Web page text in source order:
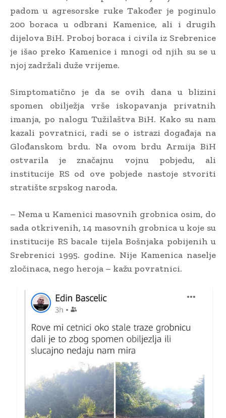
padom u agresorske ruke Također je poginulo
200 boraca u odbrani Kamenice, ali i drugih
dijelova BiH. Proboj boraca i civila iz Srebrenice
je išao preko Kamenice i mnogi od njih su se u
njoj zadržali duže vrijeme.
Simptomatično je da se ovih dana u blizini
spomen obilježja vrše iskopavanja privatnih
imanja, po nalogu Tužilaštva BiH. Kako su nam
kazali povratnici, radi se o istrazi događaja na
Glođanskom brdu. Na ovom brdu Armija BiH
ostvarila je značajnu vojnu pobjedu, ali
institucije RS od ove pobjede nastoje stvoriti
stratište srpskog naroda.
– Nema u Kamenici masovnih grobnica osim, do
sada otkrivenih, 14 masovnih grobnica u koje su
institucije RS bacale tijela Bošnjaka pobijenih u
Srebrenici 1995. godine. Nije Kamenica naselje
zločinaca, nego heroja – kažu povratnici.